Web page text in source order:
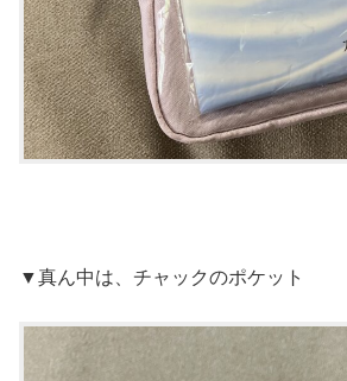
▼真ん中は、チャックのポケット